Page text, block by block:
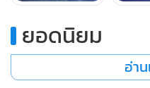
ยอดนิยม
อ่า